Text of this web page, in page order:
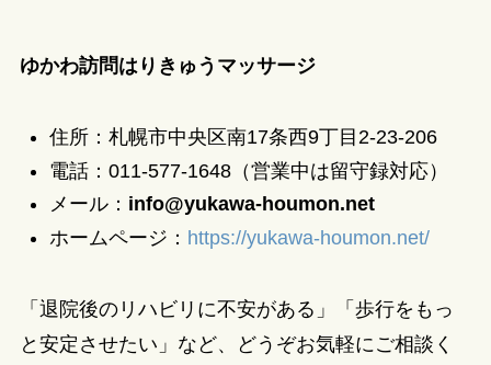
ゆかわ訪問はりきゅうマッサージ
住所：札幌市中央区南17条西9丁目2-23-206
電話：011-577-1648（営業中は留守録対応）
メール： info@yukawa-houmon.net
ホームページ： https://yukawa-houmon.net/
「退院後のリハビリに不安がある」「歩行をもっ
と安定させたい」など、どうぞお気軽にご相談く